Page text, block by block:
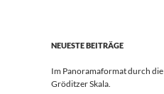
NEUESTE BEITRÄGE
Im Panoramaformat durch die
Gröditzer Skala.